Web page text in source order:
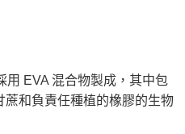
用 EVA 混合物製成，其中包
蔗和負責任種植的橡膠的生物